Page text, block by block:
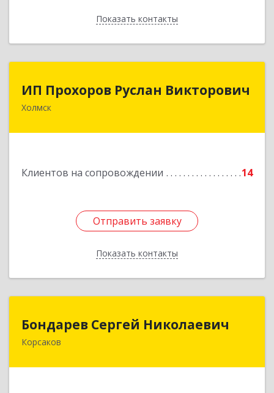
Показать контакты
Назад
ИП Прохоров Руслан Викторович
Холмск
Клиентов на сопровождении 14
Отправить заявку
Показать контакты
694620, Сахалинская обл, Холмский р-н, Холмск
Отправить заявку
Назад
Бондарев Сергей Николаевич
Корсаков
Бондарев Сергей Николаевич